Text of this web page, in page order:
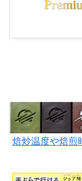
焙炒温度や焙煎